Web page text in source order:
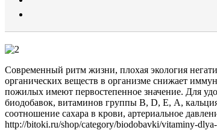
Современный ритм жизни, плохая экология
органических веществ в организме снижает
пожилых имеют первостепенное значение. Для
биодобавок, витаминов группы В, D, Е, А,
соотношение сахара в крови, артериальное
http://bitoki.ru/shop/category/biodobavki/vitaminy-